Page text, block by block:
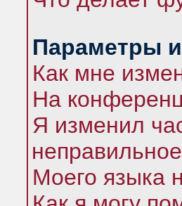
Параметры
Как мне
На
Я изменил
Моего языка